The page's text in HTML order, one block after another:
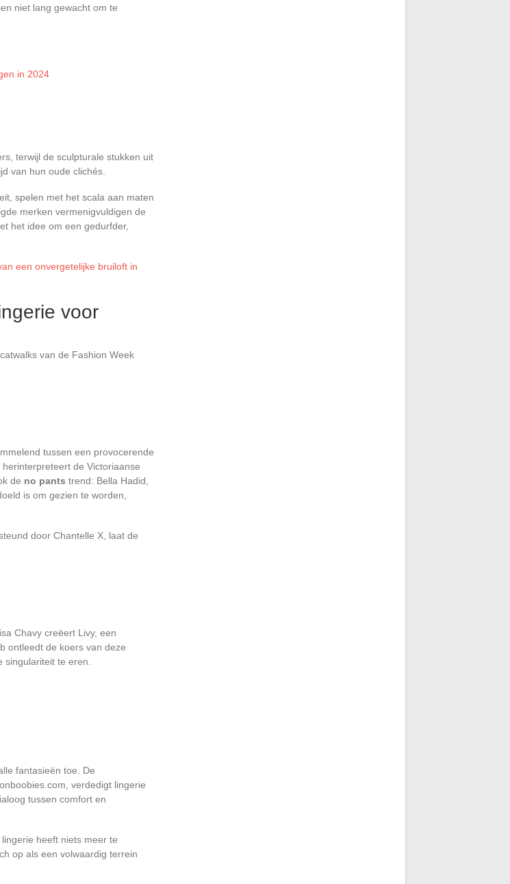
niet lang gewacht om te
in 2024
terwijl de sculpturale stukken uit
van hun oude clichés.
spelen met het scala aan maten
merken vermenigvuldigen de
het idee om een gedurfder,
een onvergetelijke bruiloft in
voor
van de Fashion Week
tussen een provocerende
de Victoriaanse
de no pants trend: Bella Hadid,
is om gezien te worden,
door Chantelle X, laat de
Chavy creëert Livy, een
ontleedt de koers van deze
te eren.
fantasieën toe. De
verdedigt lingerie
tussen comfort en
heeft niets meer te
op als een volwaardig terrein